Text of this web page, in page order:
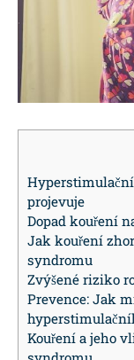
Hyperstimulační
projevuje
Dopad kouření
Jak kouření
syndromu
Zvýšené riziko
Prevence: Jak
Kouření a jeho